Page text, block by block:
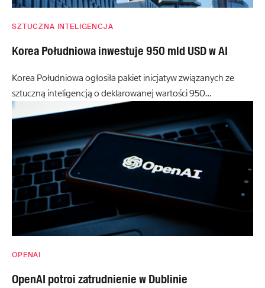
SZTUCZNA INTELIGENCJA
Korea Południowa inwestuje 950 mld USD w AI
Korea Południowa ogłosiła pakiet inicjatyw związanych ze
sztuczną inteligencją o deklarowanej wartości 950…
OPENAI
OpenAI potroi zatrudnienie w Dublinie